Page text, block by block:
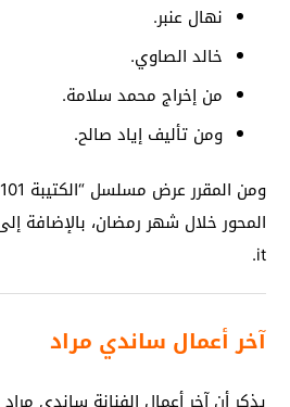
نهال عنبر.
خالد الصاوي.
من إخراج محمد سلامة.
ومن تأليف إياد صالح.
it.
آخر أعمال ساندي مراد